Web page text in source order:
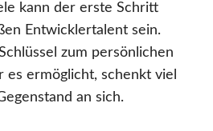
kann der erste Schritt
Entwicklertalent sein.
zum persönlichen
es ermöglicht, schenkt viel
an sich.